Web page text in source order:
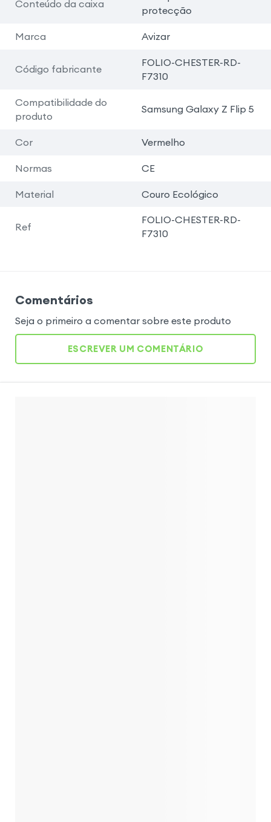
Conteúdo da caixa
protecção
Marca Avizar
Código fabricante
FOLIO-CHESTER-RD-
F7310
Compatibilidade do
produto
Samsung Galaxy Z Flip 5
Cor Vermelho
Normas CE
Material Couro Ecológico
Ref
FOLIO-CHESTER-RD-
F7310
Comentários
Seja o primeiro a comentar sobre este produto
ESCREVER UM COMENTÁRIO